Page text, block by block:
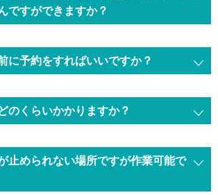
ですができますか？
に予約をすればいいですか？
のくらいかかりますか？
止められない場所ですが作業可能で